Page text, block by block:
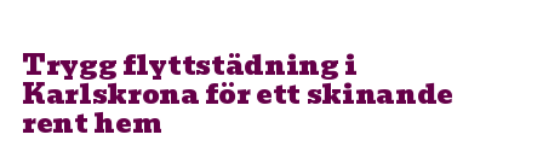
Trygg flyttstädning i
Karlskrona för ett skinande
rent hem